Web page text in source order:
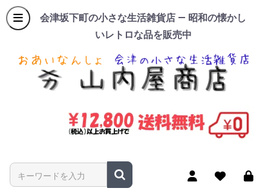
会津坂下町の小さな生活雑貨店 — 昭和の懐かし
いレトロな品を販売中
商品名やキーワードを入力